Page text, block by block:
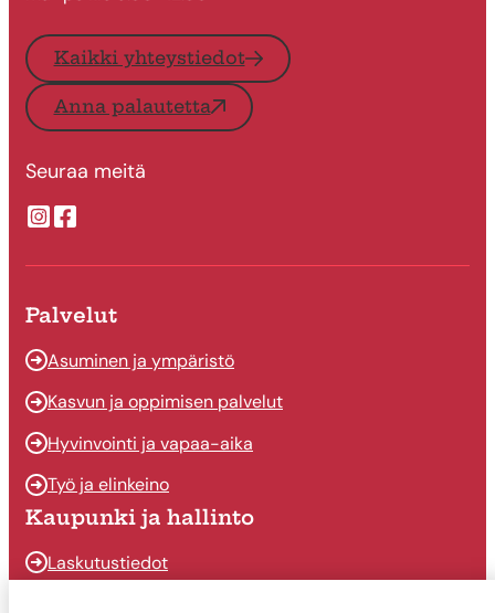
Kaikki yhteystiedot
Anna palautetta
Seuraa meitä
Suonenjoen kaupungin Instragram
Suonenjoen kaupungin Facebook
Palvelut
Asuminen ja ympäristö
Kasvun ja oppimisen palvelut
Hyvinvointi ja vapaa-aika
Työ ja elinkeino
Kaupunki ja hallinto
Laskutustiedot